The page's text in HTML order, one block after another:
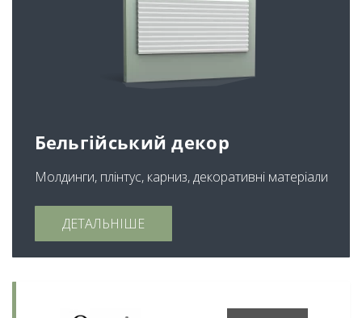
Бельгійський декор
Молдинги, плінтус, карниз, декоративні матеріали
ДЕТАЛЬНІШЕ